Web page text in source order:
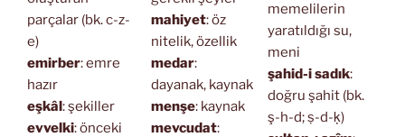
parçalar (bk. c-z-
e)
emirber: emre
hazır
eşkâl: şekiller
evvelki: önceki
mahiyet: öz
nitelik, özellik
medar:
dayanak, kaynak
menşe: kaynak
mevcudat:
memelilerin
yaratıldığı su,
meni
şahid-i sadık:
doğru şahit (bk.
ş-h-d; ṣ-d-ḳ)